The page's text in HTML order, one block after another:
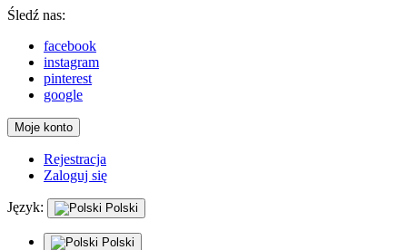
Śledź nas:
facebook
instagram
pinterest
google
Moje konto
Rejestracja
Zaloguj się
Język: Polski
Polski